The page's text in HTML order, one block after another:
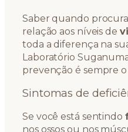
Saber quando
relação aos níveis de
toda a diferença na
Laboratório
prevenção é sempre
Sintomas de
Se você está sentindo
nos ossos ou nos